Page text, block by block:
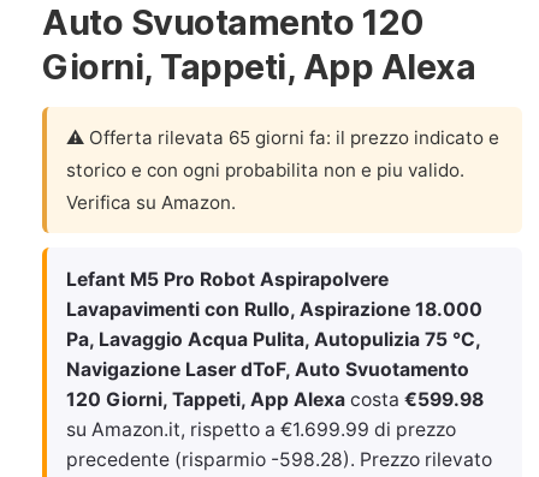
Auto Svuotamento 120
Giorni, Tappeti, App Alexa
⚠️ Offerta rilevata 65 giorni fa: il prezzo indicato e
storico e con ogni probabilita non e piu valido.
Verifica su Amazon.
Lefant M5 Pro Robot Aspirapolvere
Lavapavimenti con Rullo, Aspirazione 18.000
Pa, Lavaggio Acqua Pulita, Autopulizia 75 ℃,
Navigazione Laser dToF, Auto Svuotamento
120 Giorni, Tappeti, App Alexa costa €599.98
su Amazon.it, rispetto a €1.699.99 di prezzo
precedente (risparmio -598.28). Prezzo rilevato